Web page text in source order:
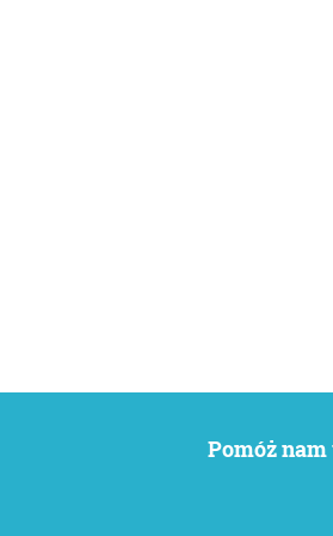
Pomóż